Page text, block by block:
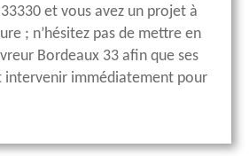
et vous avez un projet à
; n’hésitez pas de mettre en
Bordeaux 33 afin que ses
intervenir immédiatement pour